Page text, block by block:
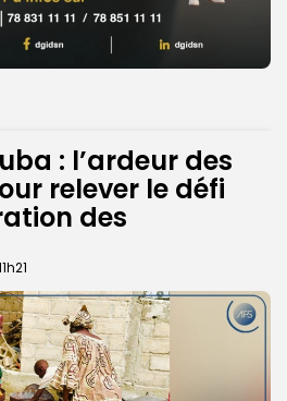
: l’ardeur des
relever le défi
des